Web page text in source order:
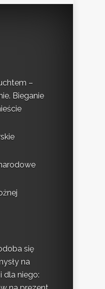
–
Bieganie
się
na
dla niego: